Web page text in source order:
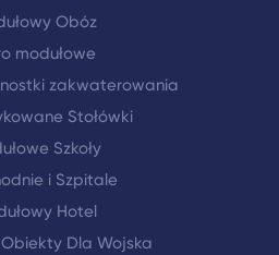
Obóz
modułowe
zakwaterowania
Stołówki
Szkoły
i Szpitale
Hotel
Obiekty Dla Wojska